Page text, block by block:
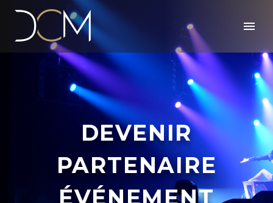
DEVENIR
PARTENAIRE
ÉVÉNEMENT